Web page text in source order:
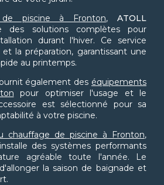
de piscine à Fronton,ATOLL
des solutions complètes pour
durant l'hiver. Ce service
la préparation, garantissant une
au printemps.
également des équipements
pour optimiser l'usage et le
est sélectionné pour sa
à votre piscine.
chauffage de piscine à Fronton,
installe des systèmes performants
agréable toute l'année. Le
la saison de baignade et